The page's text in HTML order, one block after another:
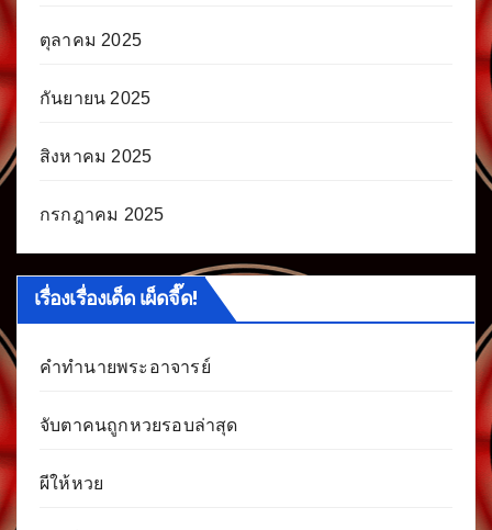
ตุลาคม 2025
กันยายน 2025
สิงหาคม 2025
กรกฎาคม 2025
เรื่องเรื่องเด็ด เผ็ดจี๊ด!
คำทำนายพระอาจารย์
จับตาคนถูกหวยรอบล่าสุด
ผีให้หวย